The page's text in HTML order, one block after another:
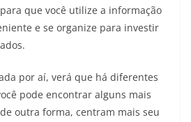
que você utilize a informação
e se organize para investir
por aí, verá que há diferentes
pode encontrar alguns mais
outra forma, centram mais seu